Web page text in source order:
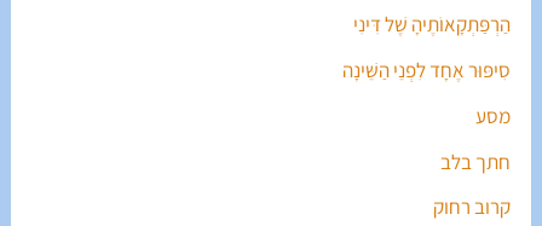
הַרְפַּתְקָאוֹתֶיהָ שֶׁל דִּינִי
סִיפּוּר אֶחָד לִפְנֵי הַשֵּׁינָה
מסע
חתך בלב
קרוב רחוק